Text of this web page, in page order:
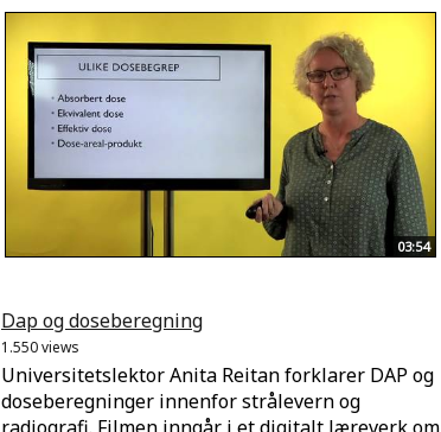
03:54
Dap og doseberegning
1.550 views
Universitetslektor Anita Reitan forklarer DAP og
doseberegninger innenfor strålevern og